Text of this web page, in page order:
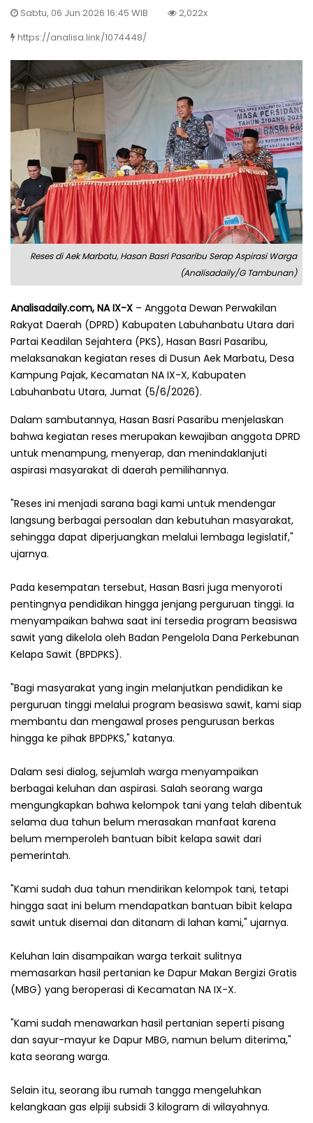
Sabtu, 06 Jun 2026 16:45 WIB
2,022x
https://analisa.link/1074448/
Reses di Aek Marbatu, Hasan Basri Pasaribu Serap Aspirasi Warga
(Analisadaily/G Tambunan)
Analisadaily.com, NA IX-X – Anggota Dewan Perwakilan
Rakyat Daerah (DPRD) Kabupaten Labuhanbatu Utara dari
Partai Keadilan Sejahtera (PKS), Hasan Basri Pasaribu,
melaksanakan kegiatan reses di Dusun Aek Marbatu, Desa
Kampung Pajak, Kecamatan NA IX-X, Kabupaten
Labuhanbatu Utara, Jumat (5/6/2026).
Dalam sambutannya, Hasan Basri Pasaribu menjelaskan
bahwa kegiatan reses merupakan kewajiban anggota DPRD
untuk menampung, menyerap, dan menindaklanjuti
aspirasi masyarakat di daerah pemilihannya.
"Reses ini menjadi sarana bagi kami untuk mendengar
langsung berbagai persoalan dan kebutuhan masyarakat,
sehingga dapat diperjuangkan melalui lembaga legislatif,"
ujarnya.
Pada kesempatan tersebut, Hasan Basri juga menyoroti
pentingnya pendidikan hingga jenjang perguruan tinggi. Ia
menyampaikan bahwa saat ini tersedia program beasiswa
sawit yang dikelola oleh Badan Pengelola Dana Perkebunan
Kelapa Sawit (BPDPKS).
"Bagi masyarakat yang ingin melanjutkan pendidikan ke
perguruan tinggi melalui program beasiswa sawit, kami siap
membantu dan mengawal proses pengurusan berkas
hingga ke pihak BPDPKS," katanya.
Dalam sesi dialog, sejumlah warga menyampaikan
berbagai keluhan dan aspirasi. Salah seorang warga
mengungkapkan bahwa kelompok tani yang telah dibentuk
selama dua tahun belum merasakan manfaat karena
belum memperoleh bantuan bibit kelapa sawit dari
pemerintah.
"Kami sudah dua tahun mendirikan kelompok tani, tetapi
hingga saat ini belum mendapatkan bantuan bibit kelapa
sawit untuk disemai dan ditanam di lahan kami," ujarnya.
Keluhan lain disampaikan warga terkait sulitnya
memasarkan hasil pertanian ke Dapur Makan Bergizi Gratis
(MBG) yang beroperasi di Kecamatan NA IX-X.
"Kami sudah menawarkan hasil pertanian seperti pisang
dan sayur-mayur ke Dapur MBG, namun belum diterima,"
kata seorang warga.
Selain itu, seorang ibu rumah tangga mengeluhkan
kelangkaan gas elpiji subsidi 3 kilogram di wilayahnya.